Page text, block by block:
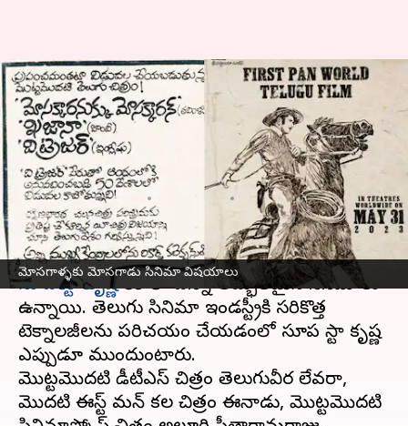
మోసగాళ్ళకు మోసగాడు సినిమా విషయాలు
మోసగాళ్లకు మోసగాడు: మొట్టమొదటి పాన్
వరల్డ్ సినిమా గురించి
తెలుసుకోవాల్సిన ఆసక్తికర
విషయాలు
వ్రాసిన వారు Sriram Pranateja 11:54 am
ఈ వార్తాకథనం ఏంటి
సూపర్ స్టార్ కృష్ణకెరీర్ లో ఎన్నో అద్భుతమైన సినిమాలు
ఉన్నాయి. తెలుగు సినిమా ఇండస్ట్రీకి సరికొత్త
టెక్నాలజీలను పరిచయం చేయడంలో సూపర్ స్టార్ కృష్ణ
ఎప్పుడూ ముందుంటారు.
మొట్టమొదటి డీటీఎస్ చిత్రం తెలుగువీర లేవరా,
మొదటి ఈస్ట్ మన్ కలర్ చిత్రం ఈనాడు, మొట్టమొదటి